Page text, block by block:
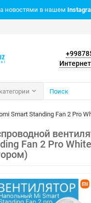
новостями в нашем
Smart Standing Fan 2 Pro
Fan 2 Pro